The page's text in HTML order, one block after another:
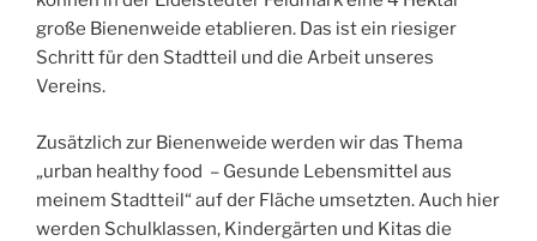
große Bienenweide etablieren. Das ist ein riesiger
Schritt für den Stadtteil und die Arbeit unseres
Vereins.
Zusätzlich zur Bienenweide werden wir das Thema
„urban healthy food – Gesunde Lebensmittel aus
meinem Stadtteil“ auf der Fläche umsetzten. Auch hier
werden Schulklassen, Kindergärten und Kitas die